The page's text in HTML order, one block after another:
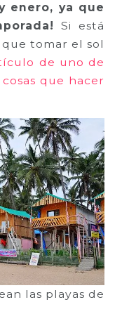
enero, ya que
Si está
tomar el sol
de uno de
que hacer
las playas de